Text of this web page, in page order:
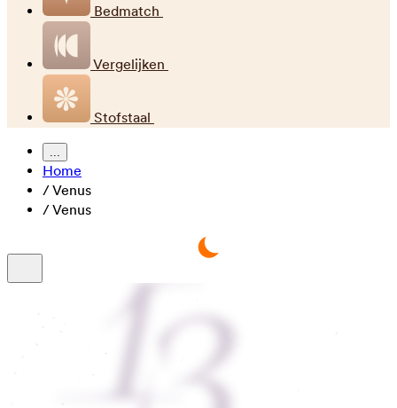
Bedmatch
Vergelijken
Stofstaal
...
Home
/Venus
/Venus